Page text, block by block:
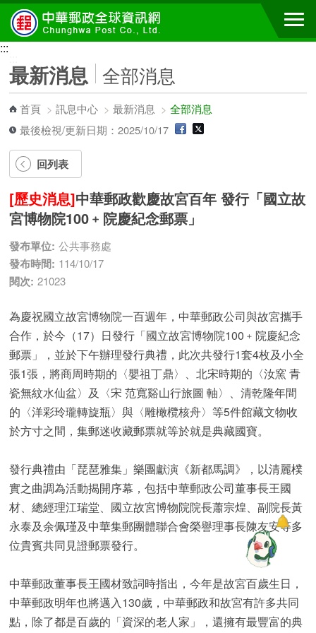
跳到主要內容區塊
:::
最新消息 全部消息
首頁 >訊息中心 >最新消息 >全部消息
最後檢視/更新日期：2025/10/17
回列表
[歷史消息]中華郵政歡慶故宮百年 發行「國立故
宮博物院100﹢院慶紀念郵票」
發布單位: 公共事務處
發布時間: 114/10/17
閱次: 21023
為慶祝國立故宮博物院一百週年，中華郵政公司與故宮攜手
合作，於今（17）日發行「國立故宮博物院100﹢院慶紀念
郵票」，並於下午辦理發行典禮，此次共發行1套4枚及小全
張1張，將商周時期的〈嬰祖丁鼎〉、北宋時期的〈汝窯 青
瓷無紋水仙盆〉及〈宋 范寬谿山行旅圖 軸〉、清乾隆年間
的〈洋彩玲瓏轉旋瓶〉與〈雕橄欖核舟〉等5件館藏文物收
於方寸之間，集郵迷收藏郵票就等於就是典藏國寶。
發行典禮由「琵琶雅集」樂團獻演《新都馬調》，以清麗樸
實之曲調為活動揭開序幕，包括中華郵政公司董事長王國
材、總經理江瑞堂、國立故宮博物院院長蕭宗煌、副院長黃
永泰及余佩瑾及中華集郵團體聯合會榮譽理事長陳友安等多
位貴賓共同見證郵票發行。
中華郵政董事長王國材致詞時指出，今年是故宮百歲生日，
中華郵政明年也將邁入130歲，中華郵政和故宮有許多共同
點，除了都是百歲的「資深的老人家」，還擁有最豐富的典